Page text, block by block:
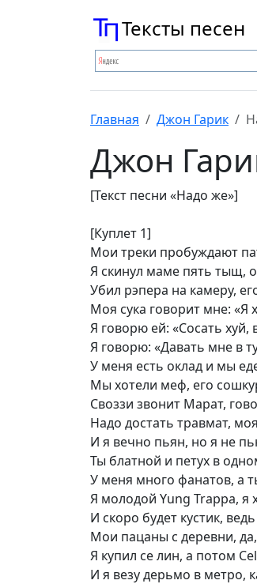
Тексты песен
Главная Джон Гарик
Джон
[Текст песни «Надо же»]
[Куплет 1]
Мои треки пробуждают
Я скинул маме пять тыщ,
Убил рэпера на камеру,
Моя сука говорит мне: «Я
Я говорю ей: «Сосать хуй,
Я говорю: «Давать мне в
У меня есть оклад и мы
Мы хотели меф, его
Своззи звонит Марат,
Надо достать травмат,
И я вечно пьян, но я не
Ты блатной и петух в
У меня много фанатов, а
Я молодой Yung Trappa, я
И скоро будет кустик,
Мои пацаны с деревни,
Я купил се лин, а потом
И я везу дерьмо в метро,